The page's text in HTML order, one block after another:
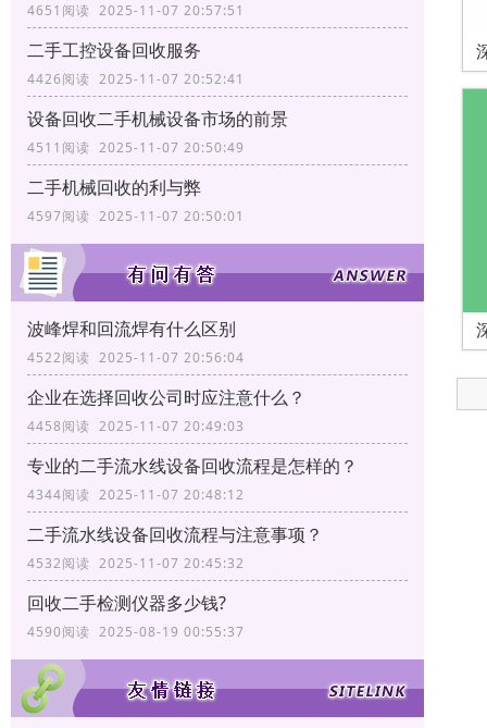
4651阅读 2025-11-07 20:57:51
二手工控设备回收服务
4426阅读 2025-11-07 20:52:41
设备回收二手机械设备市场的前景
4511阅读 2025-11-07 20:50:49
二手机械回收的利与弊
4597阅读 2025-11-07 20:50:01
波峰焊和回流焊有什么区别
4522阅读 2025-11-07 20:56:04
企业在选择回收公司时应注意什么？
4458阅读 2025-11-07 20:49:03
专业的二手流水线设备回收流程是怎样的？
4344阅读 2025-11-07 20:48:12
二手流水线设备回收流程与注意事项？
4532阅读 2025-11-07 20:45:32
回收二手检测仪器多少钱?
4590阅读 2025-08-19 00:55:37